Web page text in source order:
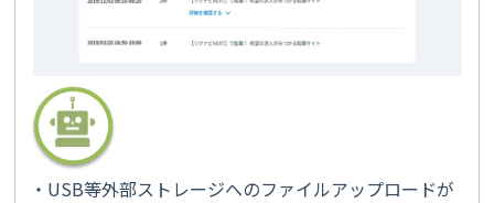
・USB等外部ストレージへのファイルアップロードが